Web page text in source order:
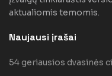
aktualiomis temomis.
Naujausi įrašai
54 geriausios dvasinės